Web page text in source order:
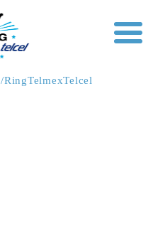
/RingTelmexTelcel